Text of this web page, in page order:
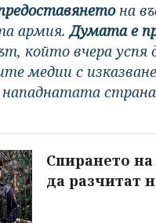
на
армия.Думата е
който вчера успя
медии с
Спирането
да разчитат